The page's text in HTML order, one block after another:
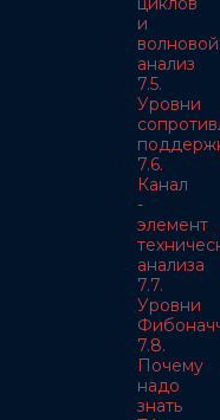
и
волновой
анализ
7.5.
Уровни
7.6.
Канал
-
элемент
анализа
7.7.
Уровни
7.8.
Почему
надо
знать